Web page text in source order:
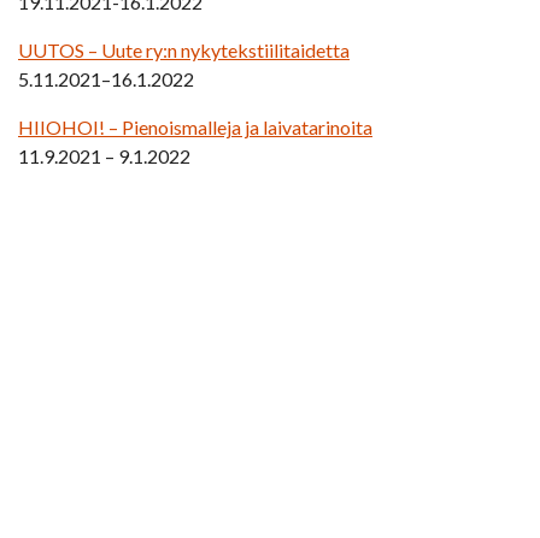
UUTOS – Uute ry:n nykytekstiilitaidetta
5.11.2021–16.1.2022
HIIOHOI! – Pienoismalleja ja laivatarinoita
11.9.2021 – 9.1.2022